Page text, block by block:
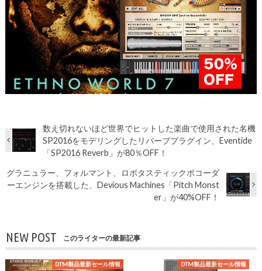
数え切れないほど世界でヒットした楽曲で使用された名機
SP2016をモデリングしたリバーブプラグイン、Eventide
「SP2016 Reverb」が80％OFF！
グラニュラー、フォルマント、ロボタスティックボコーダ
ーエンジンを搭載した、Devious Machines「Pitch Monst
er」が40%OFF！
NEW POST このライターの最新記事
DTM製品最新セール情報 DTM製品最新セール情報